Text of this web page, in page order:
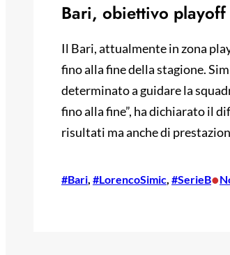
Bari, obiettivo playoff
Il Bari, attualmente in zona
fino alla fine della stagione.
determinato a guidare la
fino alla fine”, ha dichiarato il
risultati ma anche di
#Bari, #LorencoSimic, #SerieB•